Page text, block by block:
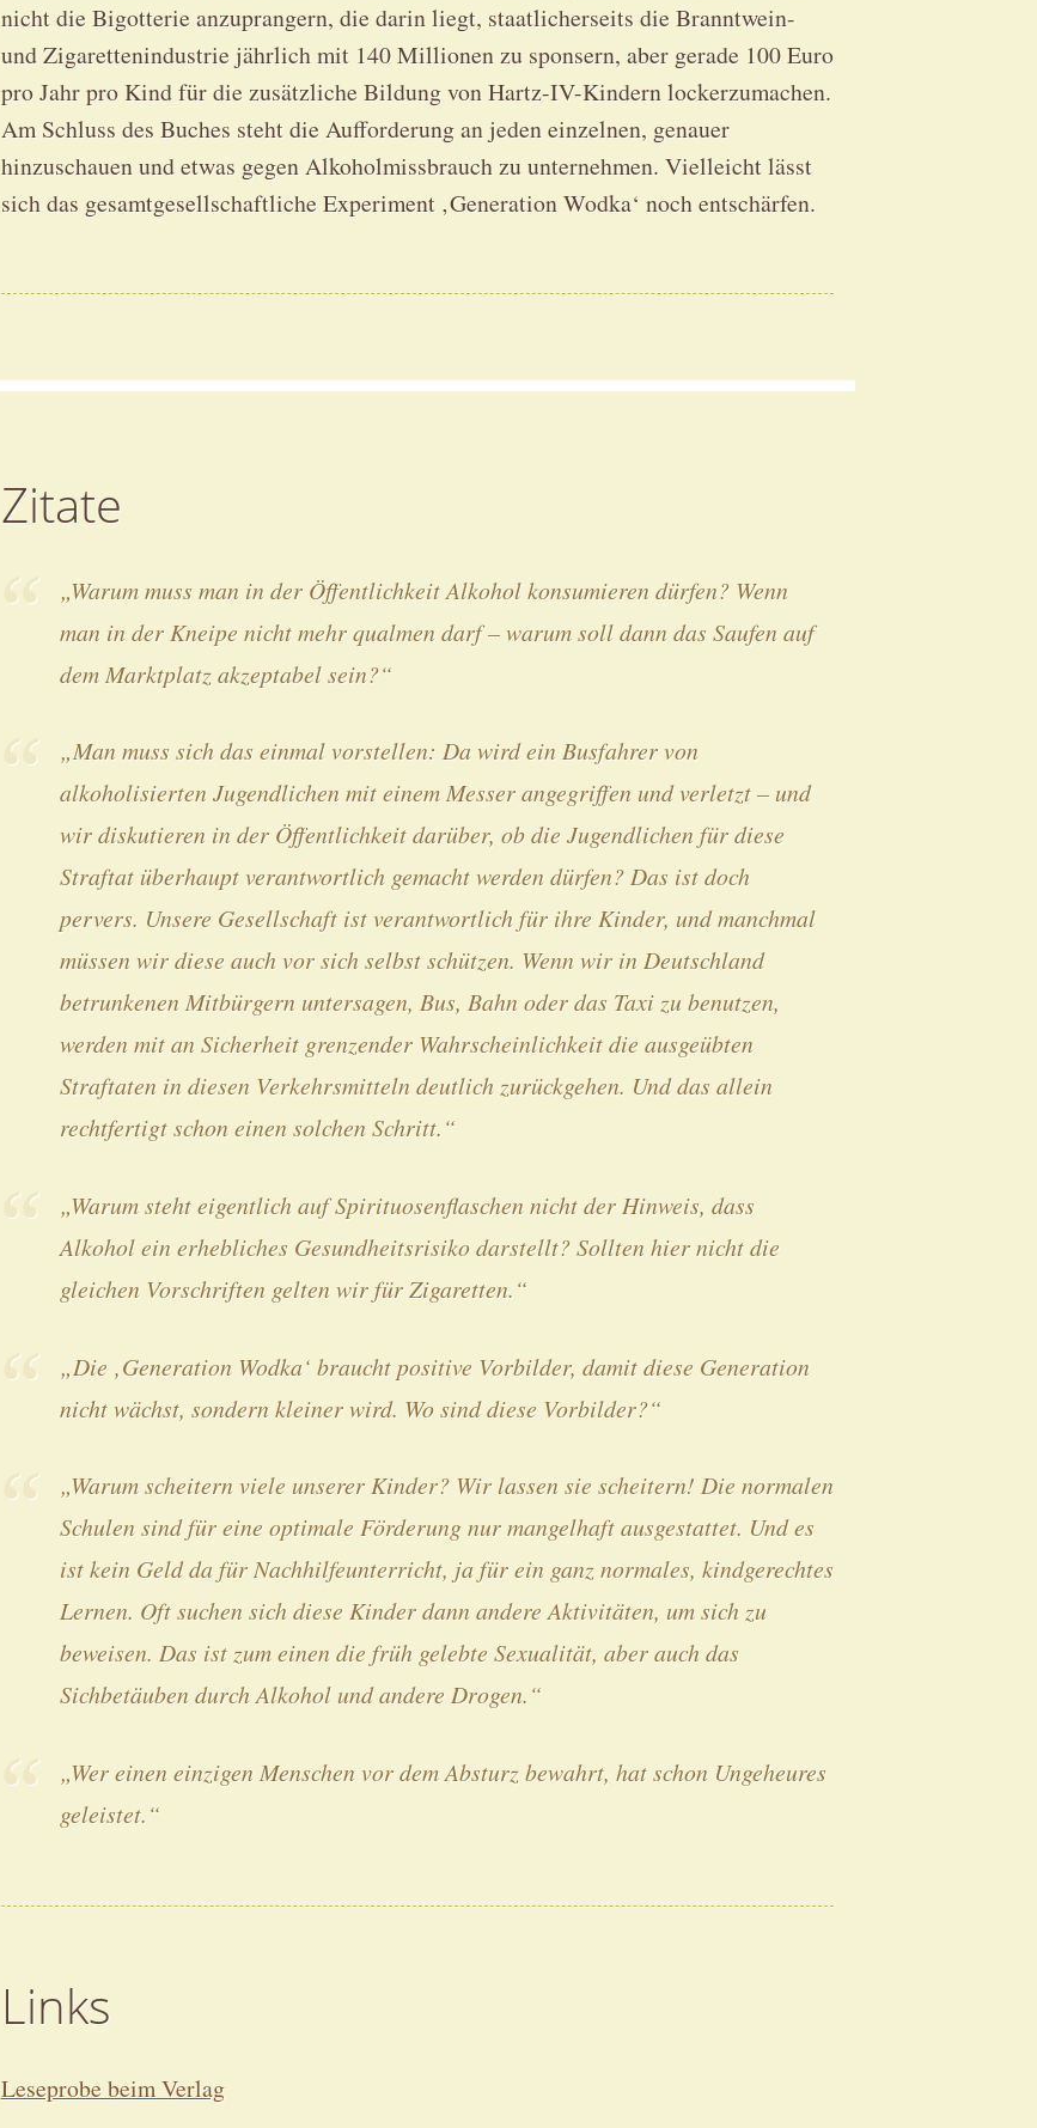
nicht die Bigotterie anzuprangern, die darin liegt, staatlicherseits die Branntwein-
und Zigarettenindustrie jährlich mit 140 Millionen zu sponsern, aber gerade 100 Euro
pro Jahr pro Kind für die zusätzliche Bildung von Hartz-IV-Kindern lockerzumachen.
Am Schluss des Buches steht die Aufforderung an jeden einzelnen, genauer
hinzuschauen und etwas gegen Alkoholmissbrauch zu unternehmen. Vielleicht lässt
sich das gesamtgesellschaftliche Experiment ‚Generation Wodka‘ noch entschärfen.
Zitate
„Warum muss man in der Öffentlichkeit Alkohol konsumieren dürfen? Wenn
man in der Kneipe nicht mehr qualmen darf – warum soll dann das Saufen auf
dem Marktplatz akzeptabel sein?“
„Man muss sich das einmal vorstellen: Da wird ein Busfahrer von
alkoholisierten Jugendlichen mit einem Messer angegriffen und verletzt – und
wir diskutieren in der Öffentlichkeit darüber, ob die Jugendlichen für diese
Straftat überhaupt verantwortlich gemacht werden dürfen? Das ist doch
pervers. Unsere Gesellschaft ist verantwortlich für ihre Kinder, und manchmal
müssen wir diese auch vor sich selbst schützen. Wenn wir in Deutschland
betrunkenen Mitbürgern untersagen, Bus, Bahn oder das Taxi zu benutzen,
werden mit an Sicherheit grenzender Wahrscheinlichkeit die ausgeübten
Straftaten in diesen Verkehrsmitteln deutlich zurückgehen. Und das allein
rechtfertigt schon einen solchen Schritt.“
„Warum steht eigentlich auf Spirituosenflaschen nicht der Hinweis, dass
Alkohol ein erhebliches Gesundheitsrisiko darstellt? Sollten hier nicht die
gleichen Vorschriften gelten wir für Zigaretten.“
„Die ‚Generation Wodka‘ braucht positive Vorbilder, damit diese Generation
nicht wächst, sondern kleiner wird. Wo sind diese Vorbilder?“
„Warum scheitern viele unserer Kinder? Wir lassen sie scheitern! Die normalen
Schulen sind für eine optimale Förderung nur mangelhaft ausgestattet. Und es
ist kein Geld da für Nachhilfeunterricht, ja für ein ganz normales, kindgerechtes
Lernen. Oft suchen sich diese Kinder dann andere Aktivitäten, um sich zu
beweisen. Das ist zum einen die früh gelebte Sexualität, aber auch das
Sichbetäuben durch Alkohol und andere Drogen.“
„Wer einen einzigen Menschen vor dem Absturz bewahrt, hat schon Ungeheures
geleistet.“
Links
Leseprobe beim Verlag